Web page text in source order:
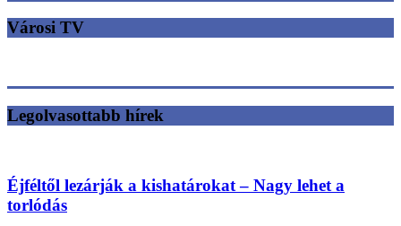
Városi TV
Legolvasottabb hírek
Éjféltől lezárják a kishatárokat – Nagy lehet a
torlódás